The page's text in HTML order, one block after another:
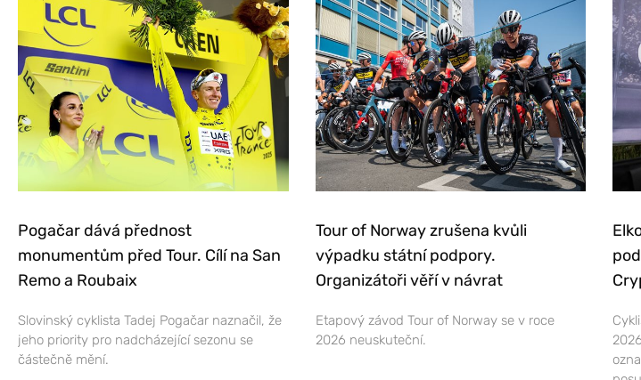
Pogačar dává přednost
monumentům před Tour. Cílí na San
Remo a Roubaix
Slovinský cyklista Tadej Pogačar naznačil, že
jeho priority pro nadcházející sezonu se
částečně mění.
Tour of Norway zrušena kvůli
výpadku státní podpory.
Organizátoři věří v návrat
Etapový závod Tour of Norway se v roce
2026 neuskuteční.